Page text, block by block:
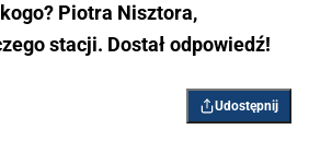
Piotra Nisztora,
stacji. Dostał odpowiedź!
Udostępnij